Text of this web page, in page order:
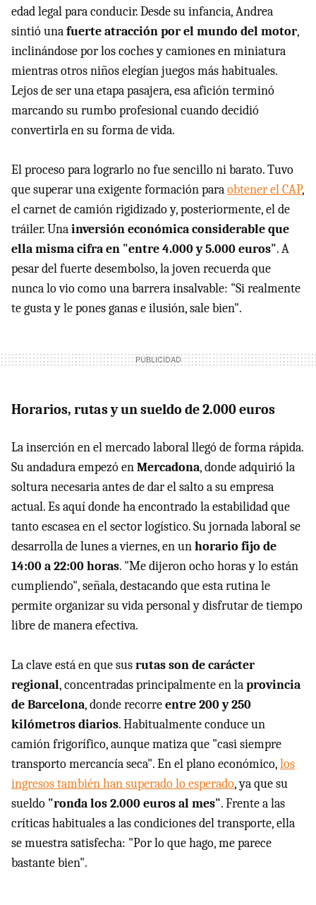
edad legal para conducir. Desde su infancia, Andrea
sintió unafuerte atracción por el mundo del motor,
inclinándose por los coches y camiones en miniatura
mientras otros niños elegían juegos más habituales.
Lejos de ser una etapa pasajera, esa afición terminó
marcando su rumbo profesional cuando decidió
convertirla en su forma de vida.
El proceso para lograrlo no fue sencillo ni barato. Tuvo
que superar una exigente formación paraobtener el CAP,
el carnet de camión rigidizado y, posteriormente, el de
tráiler. Unainversión económica considerable que
ella misma cifra en "entre 4.000 y 5.000 euros". A
pesar del fuerte desembolso, la joven recuerda que
nunca lo vio como una barrera insalvable: "Si realmente
te gusta y le pones ganas e ilusión, sale bien".
Horarios, rutas y un sueldo de 2.000 euros
La inserción en el mercado laboral llegó de forma rápida.
Su andadura empezó enMercadona, donde adquirió la
soltura necesaria antes de dar el salto a su empresa
actual. Es aquí donde ha encontrado la estabilidad que
tanto escasea en el sector logístico. Su jornada laboral se
desarrolla de lunes a viernes, en unhorario fijo de
14:00 a 22:00 horas. "Me dijeron ocho horas y lo están
cumpliendo", señala, destacando que esta rutina le
permite organizar su vida personal y disfrutar de tiempo
libre de manera efectiva.
La clave está en que susrutas son de carácter
regional, concentradas principalmente en laprovincia
de Barcelona, donde recorreentre 200 y 250
kilómetros diarios. Habitualmente conduce un
camión frigorífico, aunque matiza que "casi siempre
transporto mercancía seca". En el plano económico,los
ingresos también han superado lo esperado, ya que su
sueldo "ronda los 2.000 euros al mes". Frente a las
críticas habituales a las condiciones del transporte, ella
se muestra satisfecha: "Por lo que hago, me parece
bastante bien".